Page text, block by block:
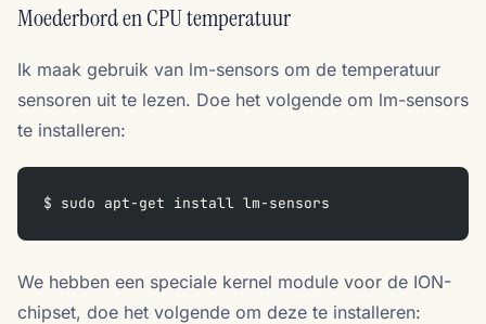
Moederbord en CPU temperatuur
Ik maak gebruik van lm-sensors om de temperatuur
sensoren uit te lezen. Doe het volgende om lm-sensors
te installeren:
$ sudo apt-get install lm-sensors
We hebben een speciale kernel module voor de ION-
chipset, doe het volgende om deze te installeren: